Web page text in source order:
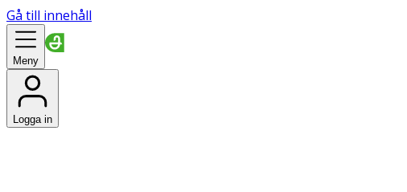
Gå till innehåll
Meny
Logga in